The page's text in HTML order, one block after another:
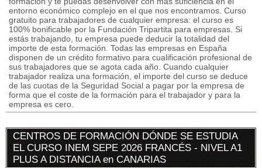
entorno económico complejo en el que nos encontramos. Curso
gratuito para trabajadores de cualquier empresa: el curso es
100% bonificable por la Fundación Tripartita para empresas. Si
estás trabajando, tu empresa puede deducir la totalidad del
importe de esta formación. Todas las empresas en España
disponen de un crédito formativo para cualificación profesional de
sus trabajadores que se agota cada año. Cuando cualquier
trabajador realiza una formación, el importe del curso se deduce
de las cuotas de la Seguridad Social a pagar por la empresa de
forma que el coste de la formación para el trabajador y para la
empresa es cero.
CENTROS DE FORMACIÓN DÓNDE SE ESTUDIA
EL CURSO INEM SEPE 2026 FRANCÉS - NIVEL A1
PLUS A DISTANCIA en CANARIAS